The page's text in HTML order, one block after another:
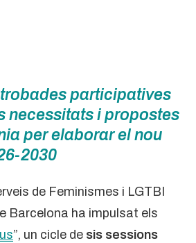
participatives
necessitats i propostes
per elaborar el nou
2030
de Feminismes i LGTBI
Barcelona ha impulsat els
”, un cicle de sis sessions